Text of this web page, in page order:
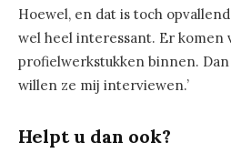
Hoewel, en dat is toch
wel heel interessant. Er komen
profielwerkstukken binnen.
willen ze mij interviewen.’
Helpt u dan ook?